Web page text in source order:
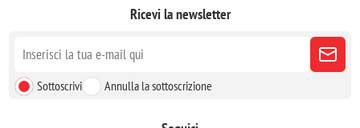
Ricevi la newsletter
Sottoscrivi Annulla la sottoscrizione